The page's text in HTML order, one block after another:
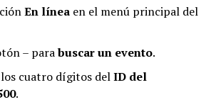
En líneaen el menú principal del
– parabuscar un evento.
cuatro dígitos delID del
.